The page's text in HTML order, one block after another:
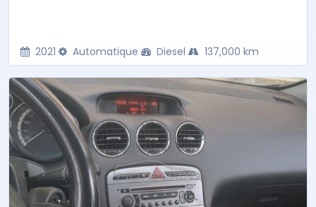
2021 Automatique Diesel 137,000 km